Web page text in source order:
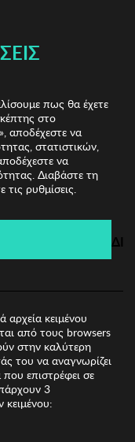
Μπουφάν
00δευτ.
πως θα έχετε
στο
αποδέχεστε να
στατιστικών,
να
Διαβάστε τη
τις ρυθμίσεις.
αρχεία κειμένου
από τους browsers
στην καλύτερη
του να αναγνωρίζει
επιστρέφει σε
3